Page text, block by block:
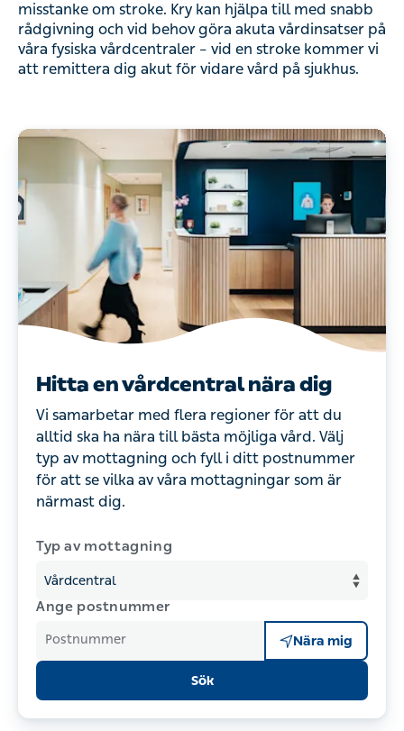
misstanke om stroke. Kry kan hjälpa till med snabb
rådgivning och vid behov göra akuta vårdinsatser på
våra fysiska vårdcentraler – vid en stroke kommer vi
att remittera dig akut för vidare vård på sjukhus.
Hitta en vårdcentral nära dig
Vi samarbetar med flera regioner för att du
alltid ska ha nära till bästa möjliga vård. Välj
typ av mottagning och fyll i ditt postnummer
för att se vilka av våra mottagningar som är
närmast dig.
Typ av mottagning
Ange postnummer
Postnummer Nära mig
Sök